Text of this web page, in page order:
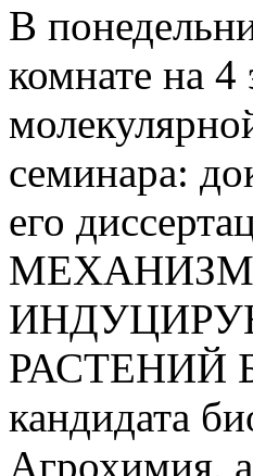
В
комнате на 4
семинара:
его
РАСТЕНИЙ
кандидата
Агрохимия,